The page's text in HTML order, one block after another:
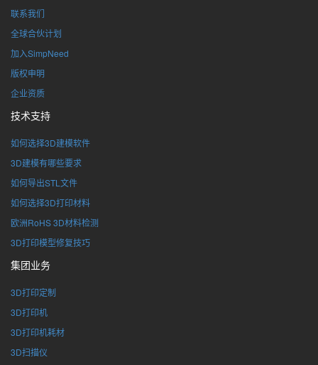
联系我们
全球合伙计划
加入SimpNeed
版权申明
企业资质
技术支持
如何选择3D建模软件
3D建模有哪些要求
如何导出STL文件
如何选择3D打印材料
欧洲RoHS 3D材料检测
3D打印模型修复技巧
集团业务
3D打印定制
3D打印机
3D打印机耗材
3D扫描仪